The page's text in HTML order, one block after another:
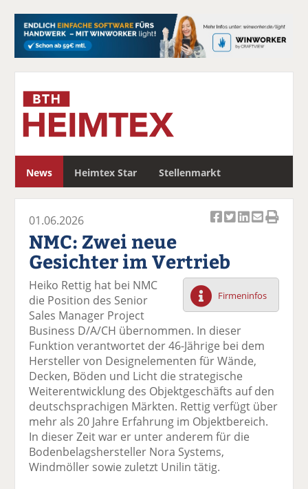
News Heimtex Star Stellenmarkt
c
k
el
a
uf
F
ac
e
b
o
o
k
te
il
e
n
k
el
t
wi
er
n
el
a
uf
n
k
e
di
n
te
il
e
el
p
er
ai
l
v
er
se
n
el
D
ru
01.06.2026
NMC: Zwei neue
Gesichter im Vertrieb
Firmeninfos
Heiko Rettig hat bei NMC
die Position des Senior
Sales Manager Project
Business D/A/CH übernommen. In dieser
Funktion verantwortet der 46-Jährige bei dem
Hersteller von Designelementen für Wände,
Decken, Böden und Licht die strategische
Weiterentwicklung des Objektgeschäfts auf den
deutschsprachigen Märkten. Rettig verfügt über
mehr als 20 Jahre Erfahrung im Objektbereich.
In dieser Zeit war er unter anderem für die
Bodenbelagshersteller Nora Systems,
Windmöller sowie zuletzt Unilin tätig.